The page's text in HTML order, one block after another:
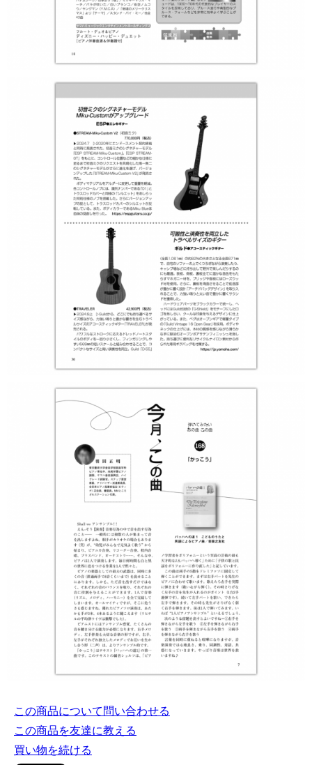
この商品について問い合わせる
この商品を友達に教える
買い物を続ける